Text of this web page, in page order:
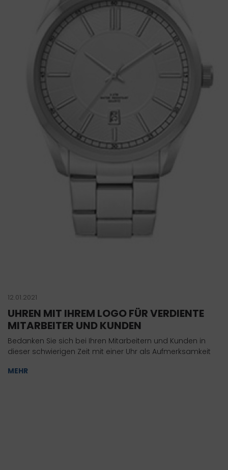
12.01.2021
UHREN MIT IHREM LOGO FÜR VERDIENTE
MITARBEITER UND KUNDEN
Bedanken Sie sich bei Ihren Mitarbeitern und Kunden in
dieser schwierigen Zeit mit einer Uhr als Aufmerksamkeit
MEHR